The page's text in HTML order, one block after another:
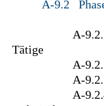
A-9.2
A-9.2.1
Tätige
A-9.2.2
A-9.2.3
A-9.2.4